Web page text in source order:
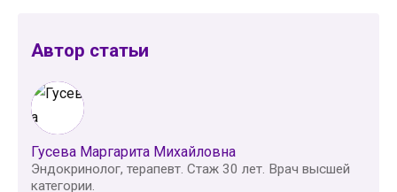
Автор статьи
Гусева Маргарита Михайловна
Эндокринолог, терапевт. Стаж 30 лет. Врач высшей
категории.